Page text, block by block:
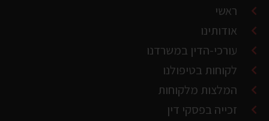
עורכי-הדין במשרדנו
לקוחות בטיפולנו
המלצות מלקוחות
זכייה בפסקי דין
צור קשר
תנאי שימוש ומדיניות פרטיות